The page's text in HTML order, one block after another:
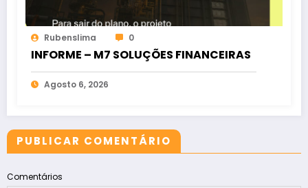
Rubenslima 0
INFORME – M7 SOLUÇÕES FINANCEIRAS
Agosto 6, 2026
PUBLICAR COMENTÁRIO
Comentários